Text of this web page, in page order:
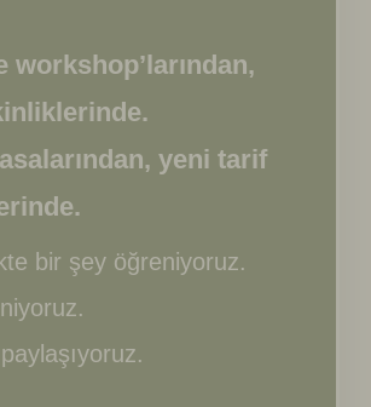
workshop’larından,
yeni tarif
bir şey öğreniyoruz.